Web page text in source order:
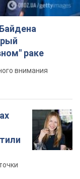
раке
внимания